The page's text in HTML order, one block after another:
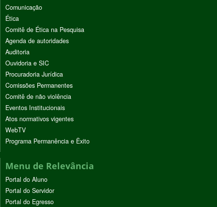
Comunicação
Ética
Comitê de Ética na Pesquisa
Agenda de autoridades
Auditoria
Ouvidoria e SIC
Procuradoria Jurídica
Comissões Permanentes
Comitê de não violência
Eventos Institucionais
Atos normativos vigentes
WebTV
Programa Permanência e Êxito
Menu de Relevância
Portal do Aluno
Portal do Servidor
Portal do Egresso